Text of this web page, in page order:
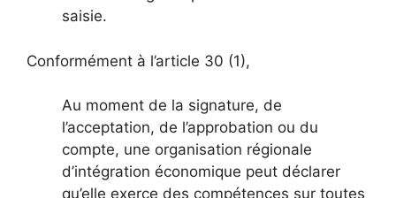
saisie.
Conformément à l’article 30 (1),
Au moment de la signature, de
l’acceptation, de l’approbation ou du
compte, une organisation régionale
d’intégration économique peut déclarer
qu’elle exerce des compétences sur toutes